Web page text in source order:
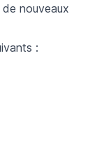
nouveaux
: